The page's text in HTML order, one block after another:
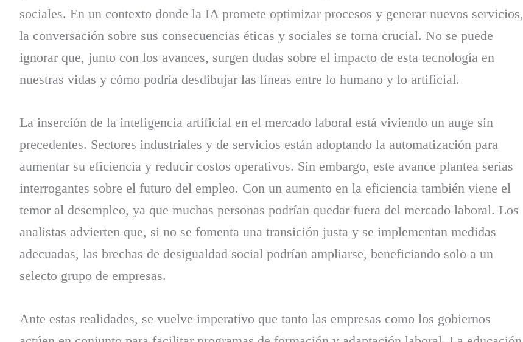
sociales. En un contexto donde la IA promete optimizar procesos y generar nuevos servicios,
la conversación sobre sus consecuencias éticas y sociales se torna crucial. No se puede
ignorar que, junto con los avances, surgen dudas sobre el impacto de esta tecnología en
nuestras vidas y cómo podría desdibujar las líneas entre lo humano y lo artificial.
La inserción de la inteligencia artificial en el mercado laboral está viviendo un auge sin
precedentes. Sectores industriales y de servicios están adoptando la automatización para
aumentar su eficiencia y reducir costos operativos. Sin embargo, este avance plantea serias
interrogantes sobre el futuro del empleo. Con un aumento en la eficiencia también viene el
temor al desempleo, ya que muchas personas podrían quedar fuera del mercado laboral. Los
analistas advierten que, si no se fomenta una transición justa y se implementan medidas
adecuadas, las brechas de desigualdad social podrían ampliarse, beneficiando solo a un
selecto grupo de empresas.
Ante estas realidades, se vuelve imperativo que tanto las empresas como los gobiernos